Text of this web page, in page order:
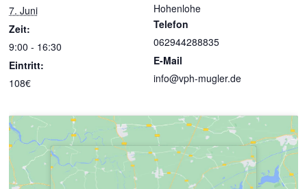
7. Juni
Zeit:
9:00 - 16:30
Eintritt:
108€
Hohenlohe
Telefon
062944288835
E-Mail
info@vph-mugler.de